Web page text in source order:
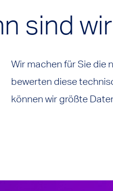
sind
Wir machen für Sie die
bewerten diese
können wir größte